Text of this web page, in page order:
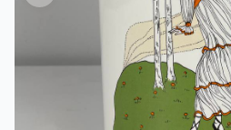
ДОСТАВКА И ОПЛАТА